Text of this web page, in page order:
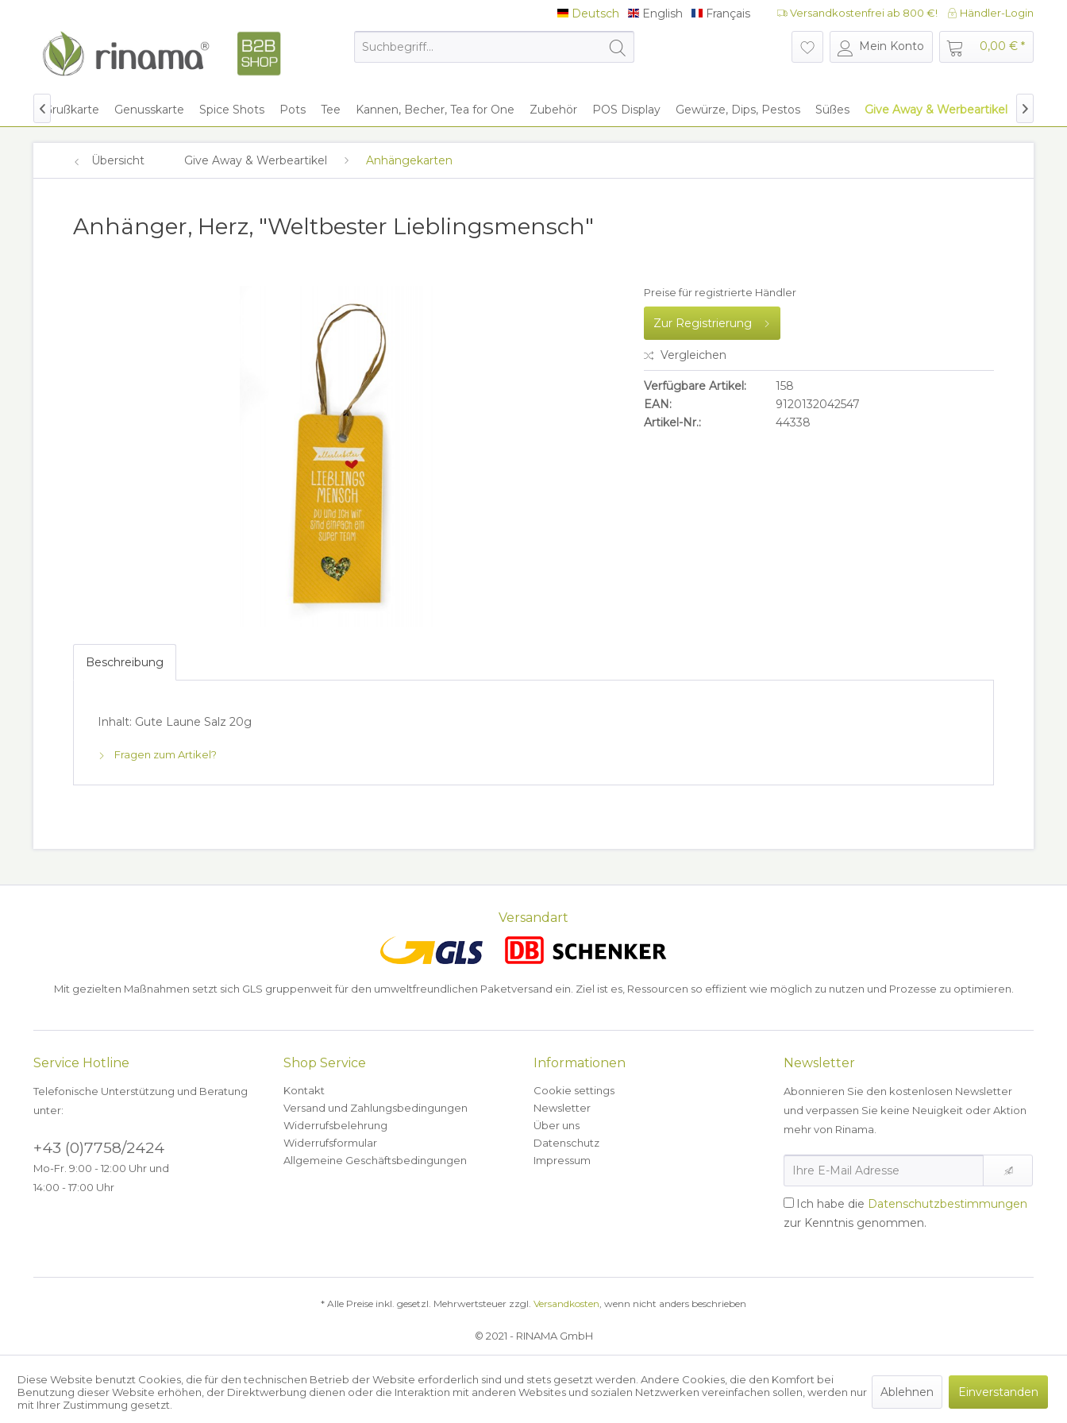
Deutsch
Deutsch English
English Français
Français Versandkostenfrei ab 800 €! Händler-Login
Mein Konto 0,00 € *
Grußkarte Genusskarte Spice Shots Pots Tee Kannen, Becher, Tea for One Zubehör POS Display Gewürze, Dips, Pestos Süßes Give Away & Werbeartikel
 
Übersicht Give Away & Werbeartikel Anhängekarten
Anhänger, Herz, "Weltbester Lieblingsmensch"
Preise für registrierte Händler
Zur Registrierung
Vergleichen
Verfügbare Artikel:
158
EAN:
9120132042547
Artikel-Nr.:
44338
Beschreibung
Inhalt: Gute Laune Salz 20g
Fragen zum Artikel?
Versandart
Mit gezielten Maßnahmen setzt sich GLS gruppenweit für den umweltfreundlichen Paketversand ein. Ziel ist es, Ressourcen so effizient wie möglich zu nutzen und Prozesse zu optimieren.
Service Hotline
Telefonische Unterstützung und Beratung
unter:
+43 (0)7758/2424
Mo-Fr. 9:00 - 12:00 Uhr und
14:00 - 17:00 Uhr
Shop Service
Kontakt
Versand und Zahlungsbedingungen
Widerrufsbelehrung
Widerrufsformular
Allgemeine Geschäftsbedingungen
Informationen
Cookie settings
Newsletter
Über uns
Datenschutz
Impressum
Newsletter
Abonnieren Sie den kostenlosen Newsletter
und verpassen Sie keine Neuigkeit oder Aktion
mehr von Rinama.
Ich habe die Datenschutzbestimmungen
zur Kenntnis genommen.
* Alle Preise inkl. gesetzl. Mehrwertsteuer zzgl. Versandkosten, wenn nicht anders beschrieben
© 2021 - RINAMA GmbH
Diese Website benutzt Cookies, die für den technischen Betrieb der Website erforderlich sind und stets gesetzt werden. Andere Cookies, die den Komfort bei
Benutzung dieser Website erhöhen, der Direktwerbung dienen oder die Interaktion mit anderen Websites und sozialen Netzwerken vereinfachen sollen, werden nur
mit Ihrer Zustimmung gesetzt.
Ablehnen Einverstanden